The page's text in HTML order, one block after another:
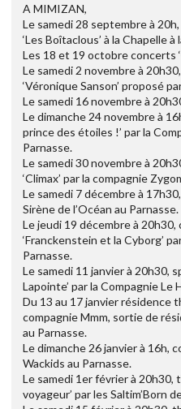
A MIMIZAN,
Le samedi 28 septembre à
‘Les Boîtaclous’ à la Chapelle à
Les 18 et 19 octobre concerts
Le samedi 2 novembre à
‘Véronique Sanson’ proposé
Le samedi 16 novembre à
Le dimanche 24 novembre à
prince des étoiles !’ par la
Parnasse.
Le samedi 30 novembre à
‘Climax’ par la compagnie
Le samedi 7 décembre à
Sirène de l’Océan au Parnasse.
Le jeudi 19 décembre à
‘Franckenstein et la Cyborg’
Parnasse.
Le samedi 11 janvier à 20h30,
Lapointe’ par la Compagnie Le
Du 13 au 17 janvier résidence
compagnie Mmm, sortie de
au Parnasse.
Le dimanche 26 janvier à 16h,
Wackids au Parnasse.
Le samedi 1er février à 20h30,
voyageur’ par les Saltim’Born